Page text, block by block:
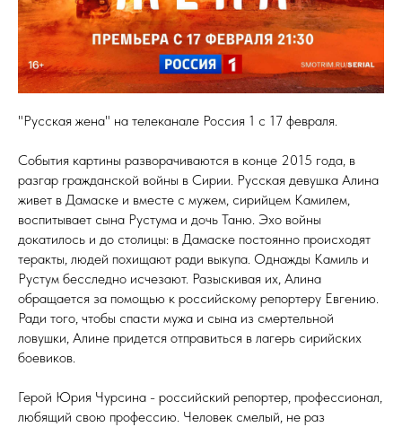
"Русская жена" на телеканале Россия 1 с 17 февраля.
События картины разворачиваются в конце 2015 года, в
разгар гражданской войны в Сирии. Русская девушка Алина
живет в Дамаске и вместе с мужем, сирийцем Камилем,
воспитывает сына Рустума и дочь Таню. Эхо войны
докатилось и до столицы: в Дамаске постоянно происходят
теракты, людей похищают ради выкупа. Однажды Камиль и
Рустум бесследно исчезают. Разыскивая их, Алина
обращается за помощью к российскому репортеру Евгению.
Ради того, чтобы спасти мужа и сына из смертельной
ловушки, Алине придется отправиться в лагерь сирийских
боевиков.
Герой Юрия Чурсина - российский репортер, профессионал,
любящий свою профессию. Человек смелый, не раз